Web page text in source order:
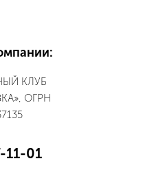
КЛУБ
ОГРН
11-01